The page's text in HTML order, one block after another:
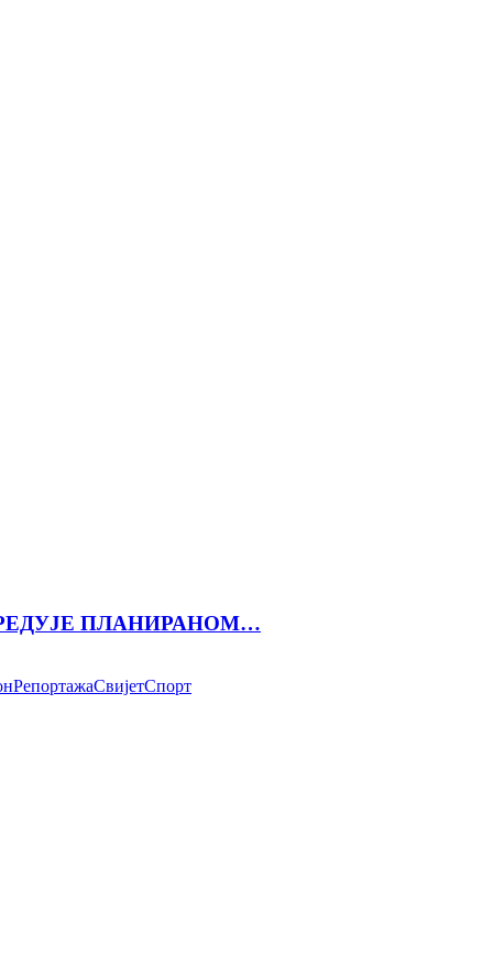
ПЛАНИРАНОМ…
РепортажаСвијетСпорт